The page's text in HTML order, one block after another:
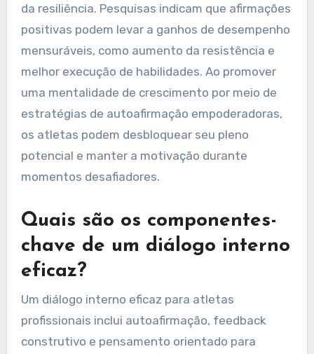
da resiliência. Pesquisas indicam que afirmações
positivas podem levar a ganhos de desempenho
mensuráveis, como aumento da resistência e
melhor execução de habilidades. Ao promover
uma mentalidade de crescimento por meio de
estratégias de autoafirmação empoderadoras,
os atletas podem desbloquear seu pleno
potencial e manter a motivação durante
momentos desafiadores.
Quais são os componentes-
chave de um diálogo interno
eficaz?
Um diálogo interno eficaz para atletas
profissionais inclui autoafirmação, feedback
construtivo e pensamento orientado para